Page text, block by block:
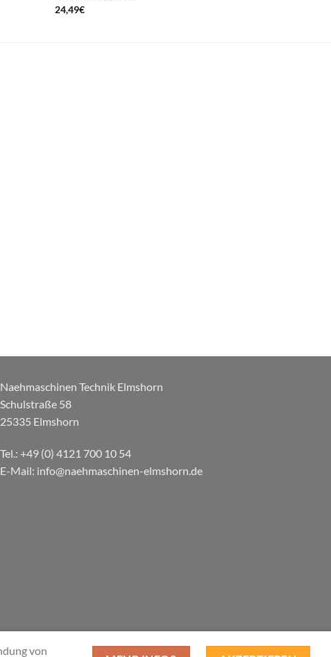
24,49€
Naehmaschinen Technik Elmshorn
Schulstraße 58
25335 Elmshorn
Tel.: +49 (0) 4121 700 10 54
E-Mail: info@naehmaschinen-elmshorn.de
von